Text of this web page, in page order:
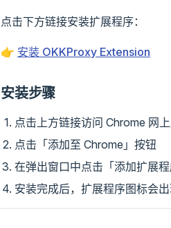
点击下方链接安装扩展程序：
👉 安装 OKKProxy Extension
安装步骤
点击上方链接访问 Chrome 网
点击「添加至 Chrome」按钮
在弹出窗口中点击「添加扩展程
安装完成后，扩展程序图标会